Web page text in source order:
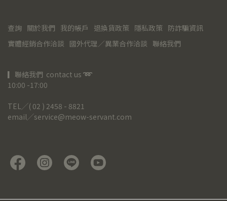
查詢 關於我們 我的帳戶 退換貨政策 隱私政策 防詐騙資訊
實體經銷合作洽談 國外代理／異業合作洽談 聯絡我們
▎聯絡我們  contact us ➿
10:00 -17:00
TEL╱( 02 ) 2458 - 8821
email╱service@meow-servant.com